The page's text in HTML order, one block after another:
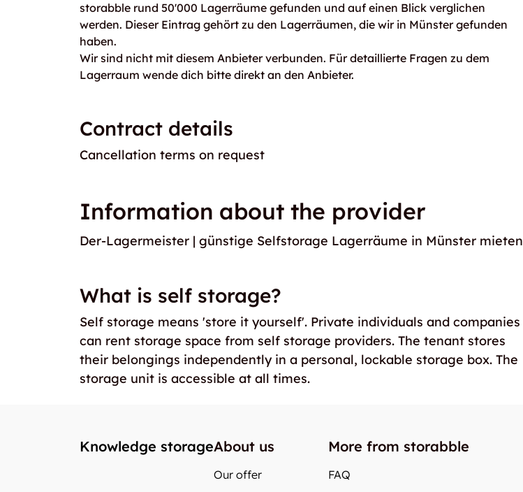
storabble rund 50'000 Lagerräume gefunden und auf einen Blick verglichen
werden. Dieser Eintrag gehört zu den Lagerräumen, die wir in Münster gefunden
haben.
Wir sind nicht mit diesem Anbieter verbunden. Für detaillierte Fragen zu dem
Lagerraum wende dich bitte direkt an den Anbieter.
Contract details
Cancellation terms on request
Information about the provider
Der-Lagermeister | günstige Selfstorage Lagerräume in Münster mieten
What is self storage?
Self storage means 'store it yourself'. Private individuals and companies
can rent storage space from self storage providers. The tenant stores
their belongings independently in a personal, lockable storage box. The
storage unit is accessible at all times.
Knowledge storageAbout us
Our offer
More from storabble
FAQ